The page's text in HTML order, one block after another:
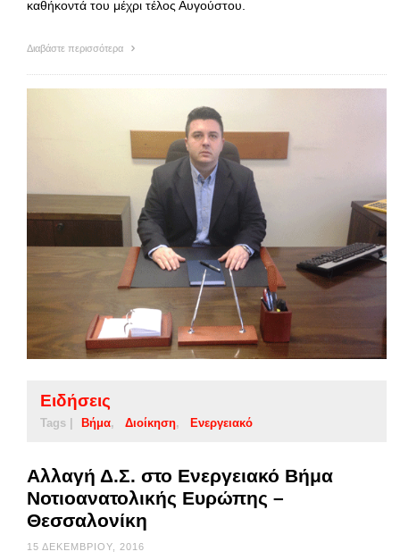
καθήκοντά του μέχρι τέλος Αυγούστου.
Διαβάστε περισσότερα
Ειδήσεις
Tags | Βήμα Διοίκηση Ενεργειακό
Αλλαγή Δ.Σ. στο Ενεργειακό Βήμα
Νοτιοανατολικής Ευρώπης –
Θεσσαλονίκη
15 ΔΕΚΕΜΒΡΊΟΥ, 2016